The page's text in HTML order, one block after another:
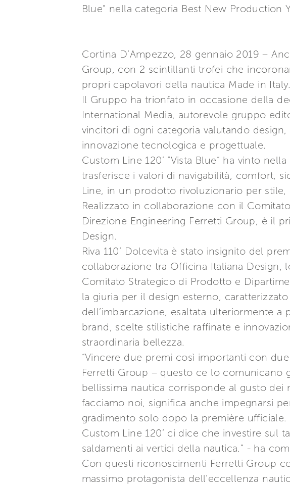
Blue” nella categoria Best New Production
Cortina D’Ampezzo, 28 gennaio 2019 –
Group, con 2 scintillanti trofei che
propri capolavori della nautica Made in Italy.
Il Gruppo ha trionfato in occasione della
International Media, autorevole gruppo
vincitori di ogni categoria valutando
innovazione tecnologica e progettuale.
Custom Line 120’ “Vista Blue” ha vinto
trasferisce i valori di navigabilità, comfort,
Line, in un prodotto rivoluzionario per stile,
Realizzato in collaborazione con il
Direzione Engineering Ferretti Group, è il
Design.
Riva 110’ Dolcevita è stato insignito del
collaborazione tra Officina Italiana Design,
Comitato Strategico di Prodotto e
la giuria per il design esterno,
dell’imbarcazione, esaltata ulteriormente
brand, scelte stilistiche raffinate e
straordinaria bellezza.
“Vincere due premi così importanti con
Ferretti Group – questo ce lo comunicano
bellissima nautica corrisponde al gusto dei
facciamo noi, significa anche impegnarsi
gradimento solo dopo la première
Custom Line 120’ ci dice che investire sul
saldamenti ai vertici della nautica.” - ha
Con questi riconoscimenti Ferretti Group
massimo protagonista dell’eccellenza